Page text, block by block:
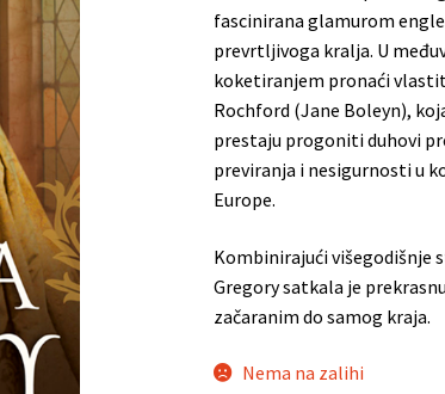
fascinirana glamurom
prevrtljivoga kralja. U
koketiranjem pronaći
Rochford (Jane Boleyn),
prestaju progoniti duhovi
previranja i nesigurnosti u
Europe.
Kombinirajući višegodišnje
Gregory satkala je
začaranim do samog kraja.
Nema na zalihi